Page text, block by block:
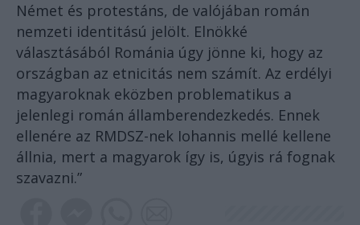
Német és protestáns, de valójában román
nemzeti identitású jelölt. Elnökké
választásából Románia úgy jönne ki, hogy az
országban az etnicitás nem számít. Az erdélyi
magyaroknak eközben problematikus a
jelenlegi román államberendezkedés. Ennek
ellenére az RMDSZ-nek Iohannis mellé kellene
állnia, mert a magyarok így is, úgyis rá fognak
szavazni.”